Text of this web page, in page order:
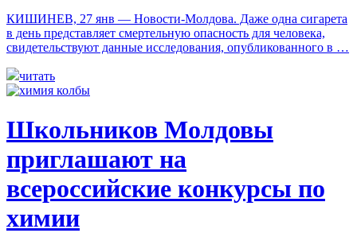
КИШИНЕВ, 27 янв — Новости-Молдова. Даже одна сигарета
в день представляет смертельную опасность для человека,
свидетельствуют данные исследования, опубликованного в …
читать
Школьников Молдовы
приглашают на
всероссийские конкурсы по
химии